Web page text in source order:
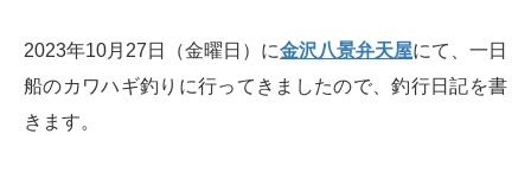
2023年10月27日（金曜日）に金沢八景弁天屋にて、一日
船のカワハギ釣りに行ってきましたので、釣行日記を書
きます。